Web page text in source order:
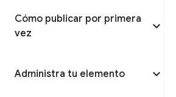
Cómo publicar por primera
vez
Administra tu elemento